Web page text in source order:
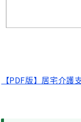
【PDF版】居宅介